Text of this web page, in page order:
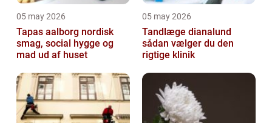
05 may 2026
Tapas aalborg nordisk
smag, social hygge og
mad ud af huset
05 may 2026
Tandlæge dianalund
sådan vælger du den
rigtige klinik